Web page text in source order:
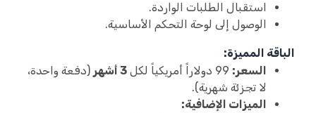
استقبال الطلبات الواردة.
الوصول إلى لوحة التحكم الأساسية.
الباقة المميزة:
السعر:
3 أشهر
(دفعة واحدة،
لا تجزئة شهرية).
الميزات الإضافية: